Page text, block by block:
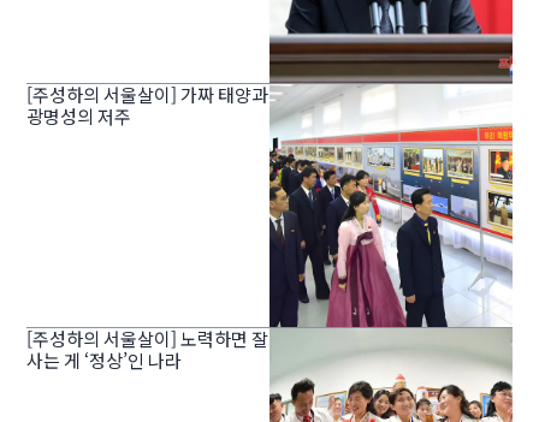
[주성하의 서울살이] 가짜 태양과
광명성의 저주
[주성하의 서울살이] 노력하면 잘
사는 게 ‘정상’인 나라